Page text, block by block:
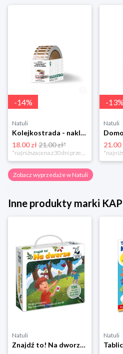
-14%
Natuli
Kolejkostrada - naklejaj tory Zuzutoys
18.00 zł21.00 zł*
*najniższa cena z 30 dni przed obniżką
-13%
Natuli
21.00
Zobacz wyprzedaże w Natuli
Inne produkty marki
Natuli
Znajdź to! Na dworze Kapitan nauka
Natuli